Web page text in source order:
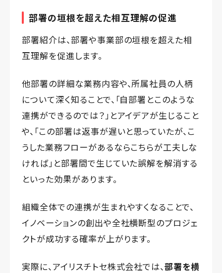
部署の垣根を超えた相互理解の促進
部署紹介は、部署や事業部の垣根を超えた相
互理解を促進します。
他部署の詳細な業務内容や、所属社員の人柄
について深く知ることで、「自部署とこのような
連携ができるのでは？」とアイデアが生じること
や、「この部署は返事が遅いと思っていたが、こ
うした業務フローがあるならこちらが工夫しな
ければ」と部署間で生じていた誤解を解消する
といった効果があります。
組織全体での連携が生まれやすくなることで、
イノベーションの創出や全社横断型のプロジェ
クトが成功する確率が上がります。
実際に、アイリスチトセ株式会社では、部署を横